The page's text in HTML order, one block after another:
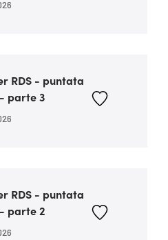
RDS - puntata
parte 3
RDS - puntata
parte 2